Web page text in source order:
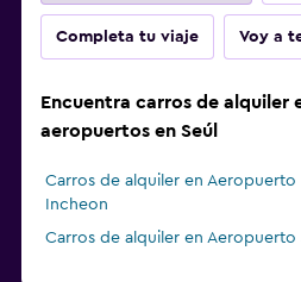
Completa tu viaje Voy a
Encuentra carros de alquiler
aeropuertos en Seúl
Carros de alquiler en
Incheon
Carros de alquiler en Aeropuerto